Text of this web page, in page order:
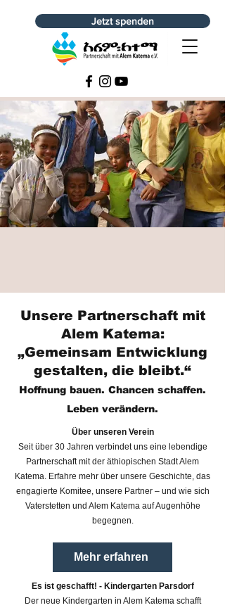
Jetzt spenden
Unsere Partnerschaft mit
Alem Katema:
„Gemeinsam Entwicklung
gestalten, die bleibt.“
Hoffnung bauen. Chancen schaffen.
Leben verändern.
Über unseren Verein
Seit über 30 Jahren verbindet uns eine lebendige
Partnerschaft mit der äthiopischen Stadt Alem
Katema. Erfahre mehr über unsere Geschichte, das
engagierte Komitee, unsere Partner – und wie sich
Vaterstetten und Alem Katema auf Augenhöhe
begegnen.
Mehr erfahren
Es ist geschafft! - Kindergarten Parsdorf
Der neue Kindergarten in Alem Katema schafft